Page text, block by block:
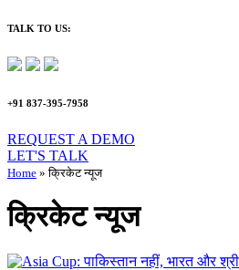
TALK TO US:
+91 837-395-7958
REQUEST A DEMO​
LET'S TALK
Home »क्रिकेट न्यूज
क्रिकेट न्यूज